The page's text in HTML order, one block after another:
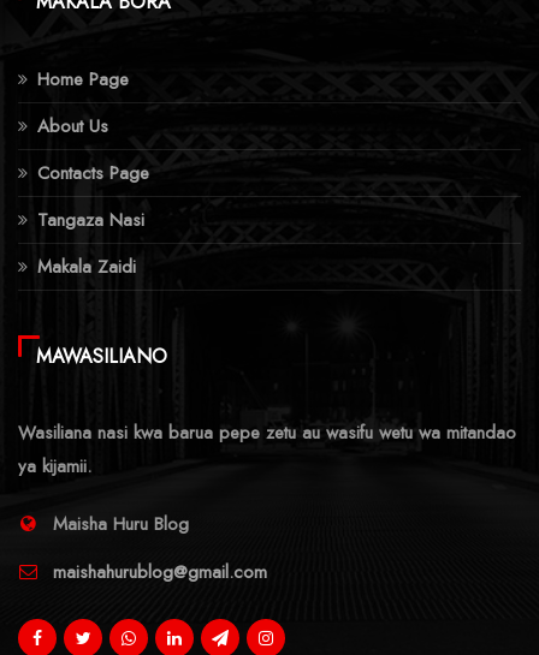
Home Page
About Us
Contacts Page
Tangaza Nasi
Makala Zaidi
MAWASILIANO
Wasiliana nasi kwa barua pepe zetu au wasifu wetu wa mitandao
ya kijamii.
Maisha Huru Blog
maishahurublog@gmail.com